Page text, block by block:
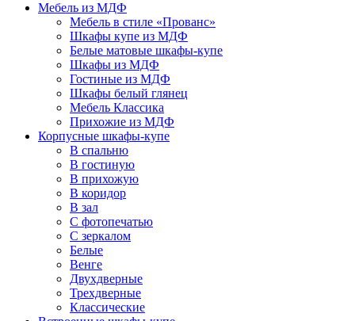
Мебель из МДФ
Мебель в стиле «Прованс»
Шкафы купе из МДФ
Белые матовые шкафы-купе
Шкафы из МДФ
Гостиные из МДФ
Шкафы белый глянец
Мебель Классика
Прихожие из МДФ
Корпусные шкафы-купе
В спальню
В гостиную
В прихожую
В коридор
В зал
С фотопечатью
С зеркалом
Белые
Венге
Двухдверные
Трехдверные
Классические